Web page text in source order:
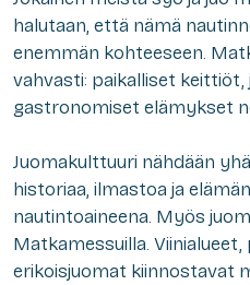
halutaan, että nämä
enemmän kohteeseen.
vahvasti: paikalliset
gastronomiset elämykset
Juomakulttuuri nähdään
historiaa, ilmastoa ja
nautintoaineena. Myös
Matkamessuilla.
erikoisjuomat kiinnostavat